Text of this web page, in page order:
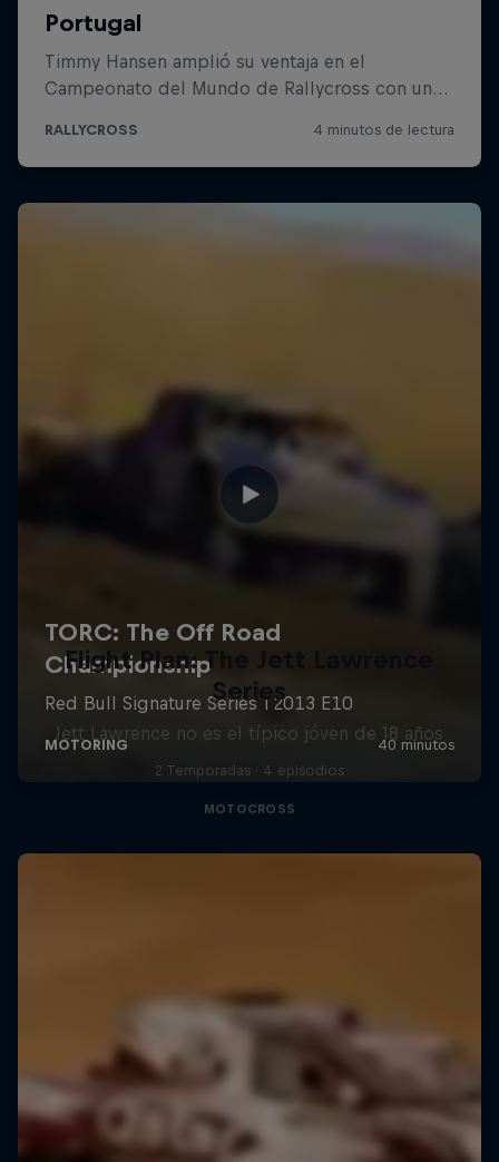
Flight Plan: The Jett Lawrence
Series
Jett Lawrence no es el típico jóven de 18 años
2 Temporadas · 4 episodios
MOTOCROSS